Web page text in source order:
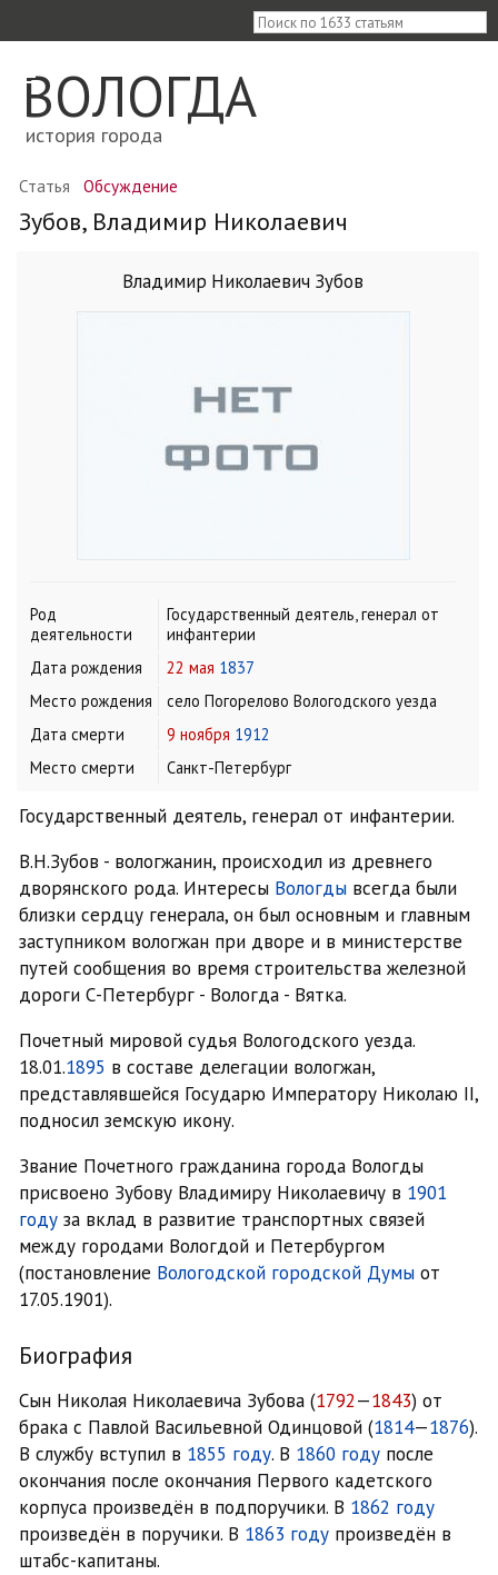
ВОЛОГДА
история города
≡
Статья Обсуждение
Зубов, Владимир Николаевич
Владимир Николаевич Зубов
Род
деятельности
Государственный деятель, генерал от
инфантерии
Дата рождения
22 мая 1837
Место рождения
село Погорелово Вологодского уезда
Дата смерти
9 ноября 1912
Место смерти
Санкт-Петербург
Государственный деятель, генерал от инфантерии.
В.Н.Зубов - вологжанин, происходил из древнего
дворянского рода. Интересы Вологды всегда были
близки сердцу генерала, он был основным и главным
заступником вологжан при дворе и в министерстве
путей сообщения во время строительства железной
дороги С-Петербург - Вологда - Вятка.
Почетный мировой судья Вологодского уезда.
18.01.1895 в составе делегации вологжан,
представлявшейся Государю Императору Николаю II,
подносил земскую икону.
Звание Почетного гражданина города Вологды
присвоено Зубову Владимиру Николаевичу в 1901
году за вклад в развитие транспортных связей
между городами Вологдой и Петербургом
(постановление Вологодской городской Думы от
17.05.1901).
Биография
Сын Николая Николаевича Зубова (1792—1843) от
брака с Павлой Васильевной Одинцовой (1814—1876).
В службу вступил в 1855 году. В 1860 году после
окончания после окончания Первого кадетского
корпуса произведён в подпоручики. В 1862 году
произведён в поручики. В 1863 году произведён в
штабс-капитаны.